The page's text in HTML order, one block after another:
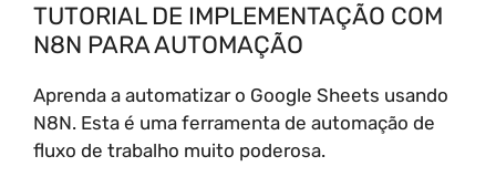
TUTORIAL DE IMPLEMENTAÇÃO COM
N8N PARA AUTOMAÇÃO
Aprenda a automatizar o Google Sheets usando
N8N. Esta é uma ferramenta de automação de
fluxo de trabalho muito poderosa.